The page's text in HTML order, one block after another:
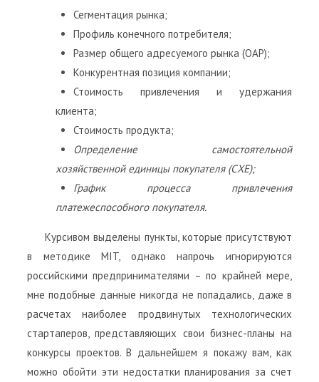
Сегментация рынка;
Профиль конечного потребителя;
Размер общего адресуемого рынка (ОАР);
Конкурентная позиция компании;
Стоимость привлечения и удержания
клиента;
Стоимость продукта;
Определение самостоятельной
хозяйственной единицы покупателя (СХЕ);
График процесса привлечения
платежеспособного покупателя.
Курсивом выделены пункты, которые присутствуют
в методике MIT, однако напрочь игнорируются
российскими предпринимателями – по крайней мере,
мне подобные данные никогда не попадались, даже в
расчетах наиболее продвинутых технологических
стартаперов, представляющих свои бизнес-планы на
конкурсы проектов. В дальнейшем я покажу вам, как
можно обойти эти недостатки планирования за счет